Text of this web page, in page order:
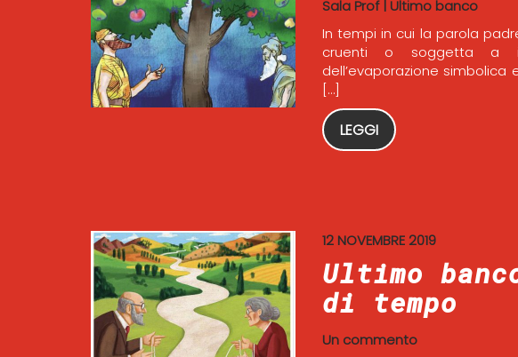
Sala Prof| Ultimo banco
In tempi in cui la parola
cruenti o soggetta a
dell’evaporazione
[…]
LEGGI
12 NOVEMBRE 2019
Ultimo
di tempo
Un commento